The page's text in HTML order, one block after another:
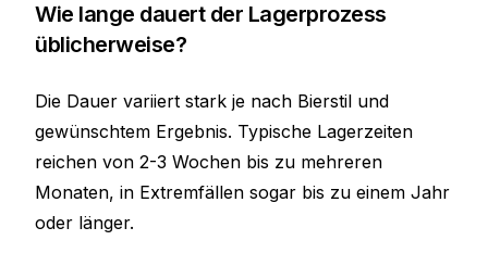
Wie lange dauert der Lagerprozess
üblicherweise?
Die Dauer variiert stark je nach Bierstil und
gewünschtem Ergebnis. Typische Lagerzeiten
reichen von 2-3 Wochen bis zu mehreren
Monaten, in Extremfällen sogar bis zu einem Jahr
oder länger.